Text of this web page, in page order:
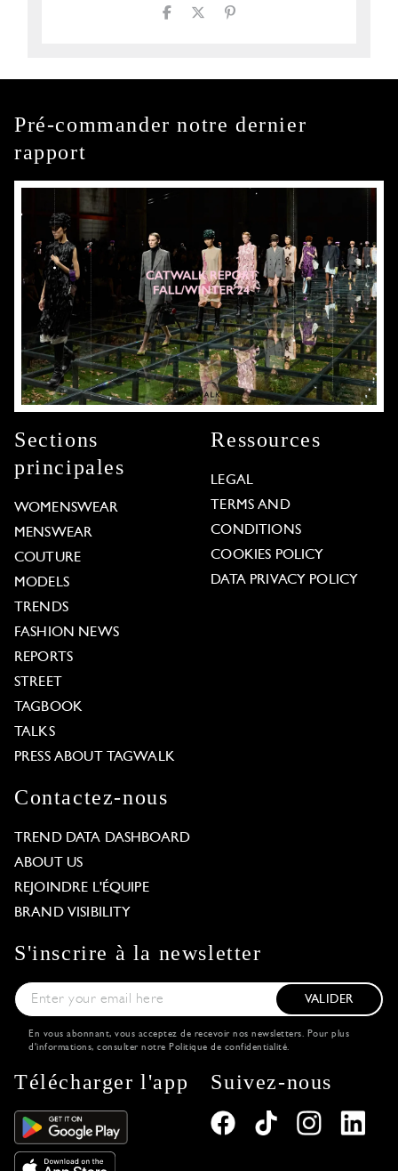
Pré-commander notre dernier
rapport
Sections
principales
WOMENSWEAR
MENSWEAR
COUTURE
MODELS
TRENDS
FASHION NEWS
REPORTS
STREET
TAGBOOK
TALKS
PRESS ABOUT TAGWALK
Ressources
LEGAL
TERMS AND
CONDITIONS
COOKIES POLICY
DATA PRIVACY POLICY
Contactez-nous
TREND DATA DASHBOARD
ABOUT US
REJOINDRE L'ÉQUIPE
BRAND VISIBILITY
S'inscrire à la newsletter
VALIDER
En vous abonnant, vous acceptez de recevoir nos newsletters. Pour plus
d'informations, consulter notre Politique de confidentialité.
Télécharger l'app Suivez-nous